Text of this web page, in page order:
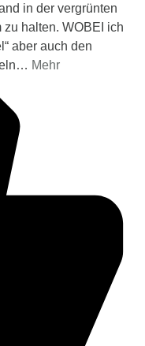
in der vergrünten
halten. WOBEI ich
aber auch den
… Mehr